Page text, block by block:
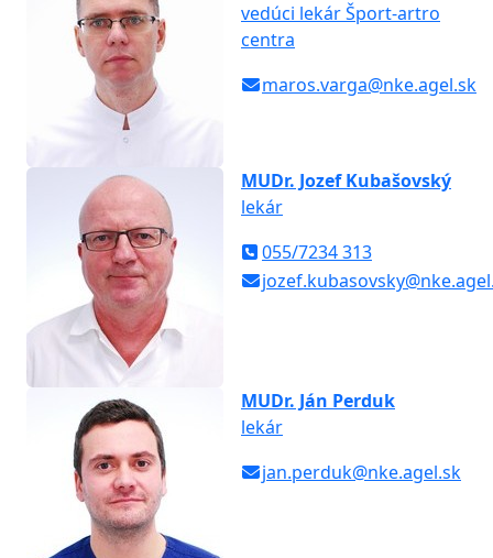
vedúci lekár Šport-artro
centra
maros.varga@nke.agel.sk
MUDr. Jozef Kubašovský
lekár
055/7234 313
MUDr. Ján Perduk
lekár
jan.perduk@nke.agel.sk